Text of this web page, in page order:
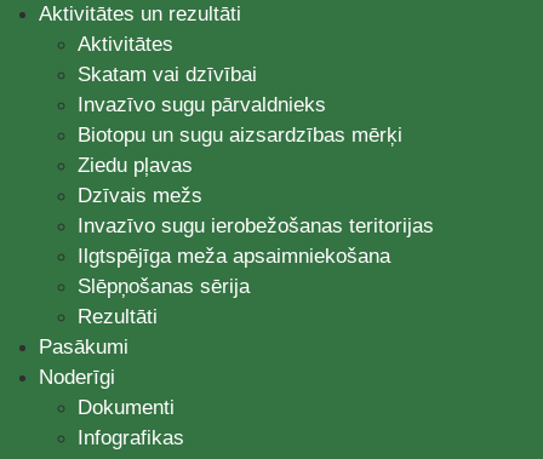
Aktivitātes un rezultāti
Aktivitātes
Skatam vai dzīvībai
Invazīvo sugu pārvaldnieks
Biotopu un sugu aizsardzības mērķi
Ziedu pļavas
Dzīvais mežs
Invazīvo sugu ierobežošanas teritorijas
Ilgtspējīga meža apsaimniekošana
Slēpņošanas sērija
Rezultāti
Pasākumi
Noderīgi
Dokumenti
Infografikas